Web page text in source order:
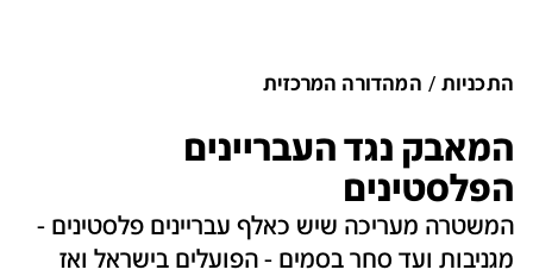
התכניות המהדורה המרכזית
המאבק נגד העבריינים
הפלסטינים
המשטרה מעריכה שיש כאלף עבריינים פלסטינים -
מגניבות ועד סחר בסמים - הפועלים בישראל ואז